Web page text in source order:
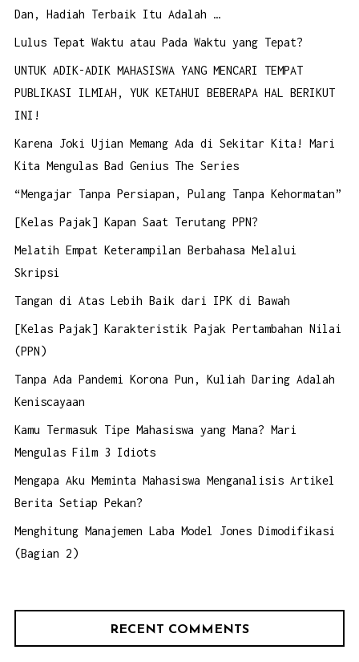
Dan, Hadiah Terbaik Itu Adalah …
Lulus Tepat Waktu atau Pada Waktu yang Tepat?
UNTUK ADIK-ADIK MAHASISWA YANG MENCARI TEMPAT
PUBLIKASI ILMIAH, YUK KETAHUI BEBERAPA HAL BERIKUT
INI!
Karena Joki Ujian Memang Ada di Sekitar Kita! Mari
Kita Mengulas Bad Genius The Series
“Mengajar Tanpa Persiapan, Pulang Tanpa Kehormatan”
[Kelas Pajak] Kapan Saat Terutang PPN?
Melatih Empat Keterampilan Berbahasa Melalui
Skripsi
Tangan di Atas Lebih Baik dari IPK di Bawah
[Kelas Pajak] Karakteristik Pajak Pertambahan Nilai
(PPN)
Tanpa Ada Pandemi Korona Pun, Kuliah Daring Adalah
Keniscayaan
Kamu Termasuk Tipe Mahasiswa yang Mana? Mari
Mengulas Film 3 Idiots
Mengapa Aku Meminta Mahasiswa Menganalisis Artikel
Berita Setiap Pekan?
Menghitung Manajemen Laba Model Jones Dimodifikasi
(Bagian 2)
RECENT COMMENTS